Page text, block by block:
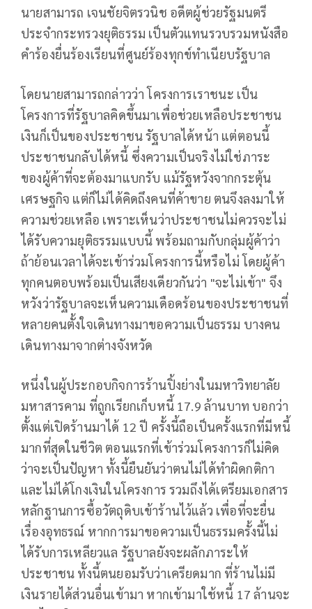
นายสามารถ เจนชัยจิตรวนิช อดีตผู้ช่วยรัฐมนตรี
ประจำกระทรวงยุติธรรม เป็นตัวแทนรวบรวมหนังสือ
คำร้องยื่นร้องเรียนที่ศูนย์ร้องทุกข์ทำเนียบรัฐบาล
โดยนายสามารถกล่าวว่า โครงการเราชนะ เป็น
โครงการที่รัฐบาลคิดขึ้นมาเพื่อช่วยเหลือประชาชน
เงินก็เป็นของประชาชน รัฐบาลได้หน้า แต่ตอนนี้
ประชาชนกลับได้หนี้ ซึ่งความเป็นจริงไม่ใช่ภาระ
ของผู้ค้าที่จะต้องมาแบกรับ แม้รัฐหวังจากกระตุ้น
เศรษฐกิจ แต่ก็ไม่ได้คิดถึงคนที่ค้าขาย ตนจึงลงมาให้
ความช่วยเหลือ เพราะเห็นว่าประชาชนไม่ควรจะไม่
ได้รับความยุติธรรมแบบนี้ พร้อมถามกับกลุ่มผู้ค้าว่า
ถ้าย้อนเวลาได้จะเข้าร่วมโครงการนี้หรือไม่ โดยผู้ค้า
ทุกคนตอบพร้อมเป็นเสียงเดียวกันว่า "จะไม่เข้า" จึง
หวังว่ารัฐบาลจะเห็นความเดือดร้อนของประชาชนที่
หลายคนตั้งใจเดินทางมาขอความเป็นธรรม บางคน
เดินทางมาจากต่างจังหวัด
หนึ่งในผู้ประกอบกิจการร้านปิ้งย่างในมหาวิทยาลัย
มหาสารคาม ที่ถูกเรียกเก็บหนี้ 17.9 ล้านบาท บอกว่า
ตั้งแต่เปิดร้านมาได้ 12 ปี ครั้งนี้ถือเป็นครั้งแรกที่มีหนี้
มากที่สุดในชีวิต ตอนแรกที่เข้าร่วมโครงการก็ไม่คิด
ว่าจะเป็นปัญหา ทั้งนี้ยืนยันว่าตนไม่ได้ทำผิดกติกา
และไม่ได้โกงเงินในโครงการ รวมถึงได้เตรียมเอกสาร
หลักฐานการซื้อวัตถุดิบเข้าร้านไว้แล้ว เพื่อที่จะยื่น
เรื่องอุทธรณ์ หากการมาขอความเป็นธรรมครั้งนี้ไม่
ได้รับการเหลียวแล รัฐบาลยังจะผลักภาระให้
ประชาชน ทั้งนี้ตนยอมรับว่าเครียดมาก ที่ร้านไม่มี
เงินรายได้ส่วนอื่นเข้ามา หากเข้ามาใช้หนี้ 17 ล้านจะ